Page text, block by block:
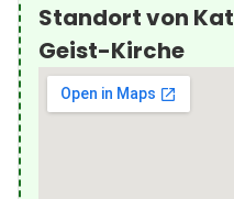
Standort von
Geist-Kirche